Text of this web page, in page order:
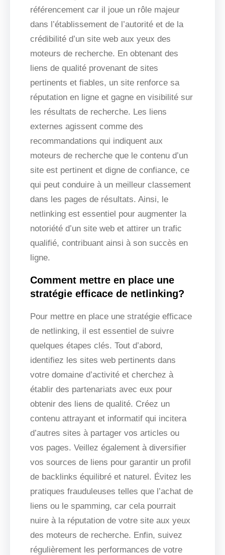
référencement car il joue un rôle majeur
dans l’établissement de l’autorité et de la
crédibilité d’un site web aux yeux des
moteurs de recherche. En obtenant des
liens de qualité provenant de sites
pertinents et fiables, un site renforce sa
réputation en ligne et gagne en visibilité sur
les résultats de recherche. Les liens
externes agissent comme des
recommandations qui indiquent aux
moteurs de recherche que le contenu d’un
site est pertinent et digne de confiance, ce
qui peut conduire à un meilleur classement
dans les pages de résultats. Ainsi, le
netlinking est essentiel pour augmenter la
notoriété d’un site web et attirer un trafic
qualifié, contribuant ainsi à son succès en
ligne.
Comment mettre en place une
stratégie efficace de netlinking?
Pour mettre en place une stratégie efficace
de netlinking, il est essentiel de suivre
quelques étapes clés. Tout d’abord,
identifiez les sites web pertinents dans
votre domaine d’activité et cherchez à
établir des partenariats avec eux pour
obtenir des liens de qualité. Créez un
contenu attrayant et informatif qui incitera
d’autres sites à partager vos articles ou
vos pages. Veillez également à diversifier
vos sources de liens pour garantir un profil
de backlinks équilibré et naturel. Évitez les
pratiques frauduleuses telles que l’achat de
liens ou le spamming, car cela pourrait
nuire à la réputation de votre site aux yeux
des moteurs de recherche. Enfin, suivez
régulièrement les performances de votre